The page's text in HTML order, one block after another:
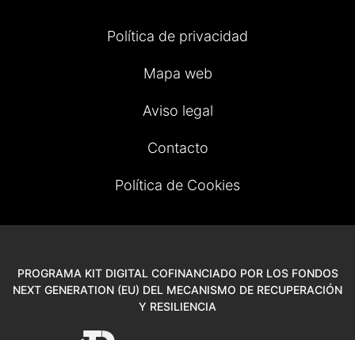
Política de privacidad
Mapa web
Aviso legal
Contacto
Política de Cookies
PROGRAMA KIT DIGITAL COFINANCIADO POR LOS FONDOS
NEXT GENERATION (EU) DEL MECANISMO DE RECUPERACIÓN
Y RESILIENCIA